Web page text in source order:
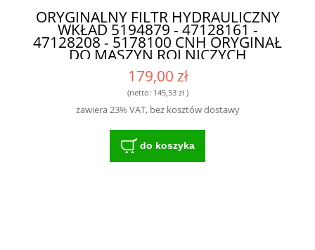
ORYGINALNY FILTR HYDRAULICZNY
WKŁAD 5194879 - 47128161 -
47128208 - 5178100 CNH ORYGINAŁ
DO MASZYN ROLNICZYCH
179,00 zł
(netto: 145,53 zł)
zawiera 23% VAT, bez kosztów dostawy
do koszyka